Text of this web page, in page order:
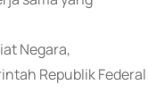
Negara,
Republik Federal